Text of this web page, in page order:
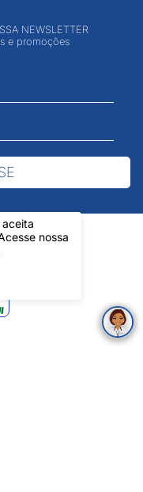
nossa
NEWSLETTER
e promoções